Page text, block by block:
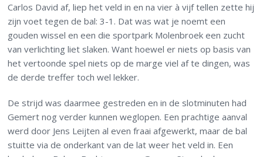
Carlos David af, liep het veld in en na vier à vijf tellen zette hij
zijn voet tegen de bal: 3-1. Dat was wat je noemt een
gouden wissel en een die sportpark Molenbroek een zucht
van verlichting liet slaken. Want hoewel er niets op basis van
het vertoonde spel niets op de marge viel af te dingen, was
de derde treffer toch wel lekker.
De strijd was daarmee gestreden en in de slotminuten had
Gemert nog verder kunnen weglopen. Een prachtige aanval
werd door Jens Leijten al even fraai afgewerkt, maar de bal
stuitte via de onderkant van de lat weer het veld in. Een